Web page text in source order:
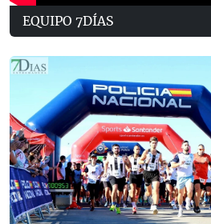
EQUIPO 7DÍAS